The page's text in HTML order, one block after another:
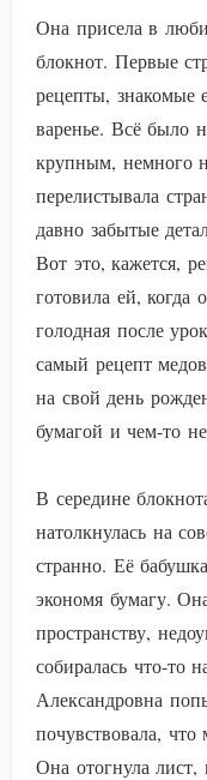
Она присела в
блокнот. Первые
рецепты,
варенье. Всё было
крупным, немного
перелистывала
давно забытые
Вот это, кажется,
готовила ей, когда
голодная после
самый рецепт
на свой день
бумагой и чем-то
В середине
натолкнулась на
странно. Её
экономя бумагу.
пространству,
собиралась что-то
Александровна
почувствовала,
Она отогнула лист,